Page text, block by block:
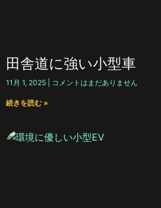
田舎道に強い小型車
11月 1, 2025 コメントはまだありません
続きを読む »